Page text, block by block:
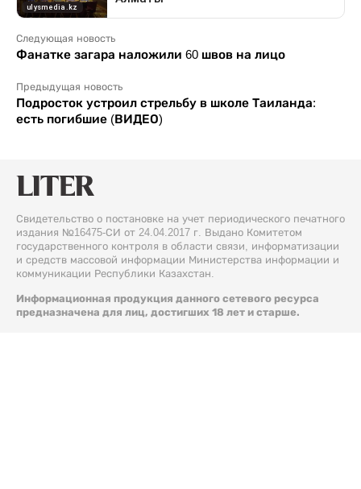
Следующая новость
Фанатке загара наложили 60 швов на лицо
Предыдущая новость
Подросток устроил стрельбу в школе Таиланда:
есть погибшие (ВИДЕО)
Свидетельство о постановке на учет периодического печатного
издания №16475-СИ от 24.04.2017 г. Выдано Комитетом
государственного контроля в области связи, информатизации
и средств массовой информации Министерства информации и
коммуникации Республики Казахстан.
Информационная продукция данного сетевого ресурса
предназначена для лиц, достигших 18 лет и старше.